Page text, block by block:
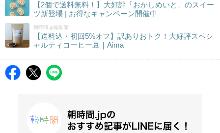
【2個で送料無料！】大好評「おかしめいと」のスイー
ツ新登場 | お得なキャンペーン開催中
朝時間.jp編集部
【送料込・初回5%オフ】訳ありおトク！大好評スペシ
ャルティコーヒー豆｜Aima